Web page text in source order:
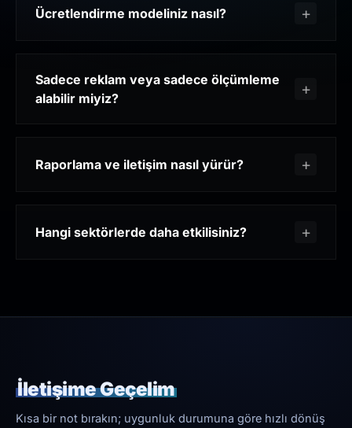
Ücretlendirme modeliniz nasıl?
Sadece reklam veya sadece ölçümleme
alabilir miyiz?
Raporlama ve iletişim nasıl yürür?
Hangi sektörlerde daha etkilisiniz?
İletişime Geçelim
Kısa bir not bırakın; uygunluk durumuna göre hızlı dönüş